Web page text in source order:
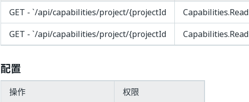
GET - `/api/capabilities/project/{projectId
Capabilities.Read
GET - `/api/capabilities/project/{projectId
Capabilities.Read
配置
操作 权限